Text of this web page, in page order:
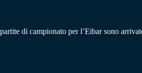
di campionato per l’Eibar sono